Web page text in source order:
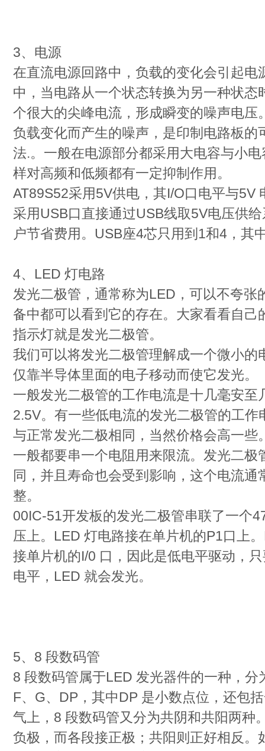
3、电源
在直流电源回路中，负载的变化会引起电
中，当电路从一个状态转换为另一种状态
个很大的尖峰电流，形成瞬变的噪声电压
负载变化而产生的噪声，是印制电路板的
法.。一般在电源部分都采用大电容与小
样对高频和低频都有一定抑制作用。
AT89S52采用5V供电，其I/O口电平与5V
采用USB口直接通过USB线取5V电压供
户节省费用。USB座4芯只用到1和4，其
4、LED 灯电路
发光二极管，通常称为LED，可以不夸张
备中都可以看到它的存在。大家看看自己
指示灯就是发光二极管。
我们可以将发光二极管理解成一个微小的
仅靠半导体里面的电子移动而使它发光。
一般发光二极管的工作电流是十几毫安至
2.5V。有一些低电流的发光二极管的工
与正常发光二极相同，当然价格会高一些
一般都要串一个电阻用来限流。发光二极
同，并且寿命也会受到影响，这个电流通
整。
00IC-51开发板的发光二极管串联了一个
压上。LED 灯电路接在单片机的P1口上
接单片机的I/0 口，因此是低电平驱动，
电平，LED 就会发光。
5、8 段数码管
8 段数码管属于LED 发光器件的一种，
F、G、DP，其中DP 是小数点位，还包
气上，8 段数码管又分为共阴和共阳两种
负极，而各段接正极；共阳则正好相反。